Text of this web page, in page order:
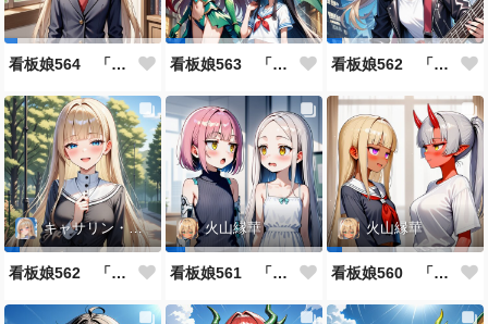
看板娘564 「ジェルマ・レスポストン・八百のよもやま話」 看板娘563 「騒ぎの終わり」 看板娘562 「八木沼千絵のよもやま話」
キャサリン・アストリー
看板娘562 「キャサリン・アストリーのよもやま話」
火山縁華
看板娘561 「火山一族」
火山縁華
看板娘560 「緋山一族」